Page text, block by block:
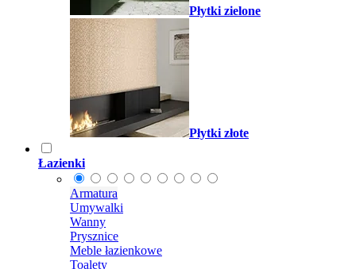
Płytki zielone
Płytki złote
Łazienki
Armatura
Umywalki
Wanny
Prysznice
Meble łazienkowe
Toalety